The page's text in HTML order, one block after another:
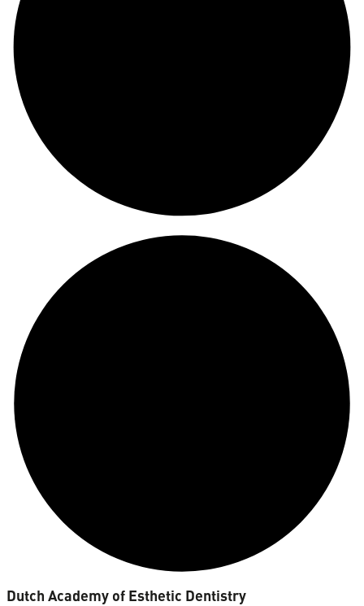
Dutch Academy of Esthetic Dentistry